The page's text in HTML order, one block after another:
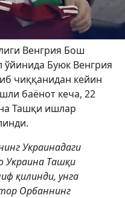
Венгрия Бош
Буюк Венгрия
чиққанидан кейин
баёнот кеча, 22
Ташқи ишлар
Украинадаги
Ташқи
қилинди, унга
Орбаннинг